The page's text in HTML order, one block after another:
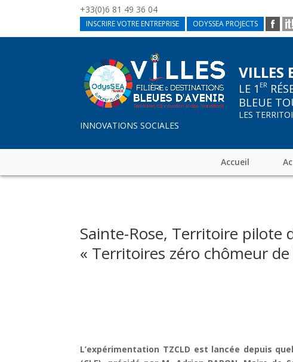
+33(0)6 81 49 36 04
INSCRIRE VOTRE ENTREPRISE ODYSSEA PROJECTS
VILLES
LE 1 ER
BLEUE
LES
INNOVATIONS SOCIALES
Accueil
Sainte-Rose, Territoire pilote
« Territoires zéro chômeur
L’expérimentation TZCLD est lancée depuis